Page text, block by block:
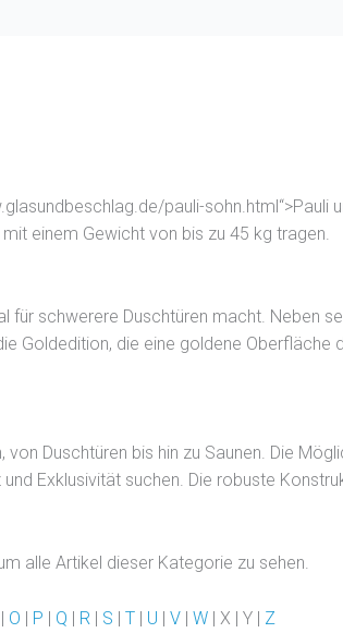
pauli-sohn.html“>Pauli
einem Gewicht von bis zu 45 kg tragen.
schwerere Duschtüren macht. Neben
Goldedition, die eine goldene Oberfläche
Duschtüren bis hin zu Saunen. Die
Exklusivität suchen. Die robuste
alle Artikel dieser Kategorie zu sehen.
| O | P | Q | R | S | T | U | V | W | X | Y | Z